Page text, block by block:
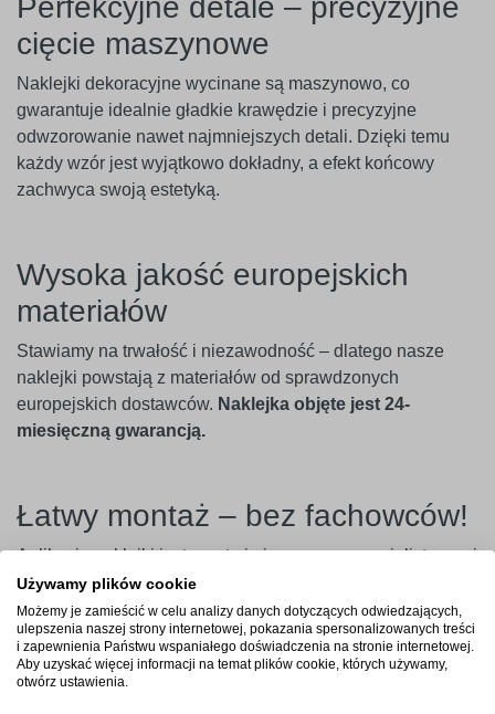
Perfekcyjne detale – precyzyjne
cięcie maszynowe
Naklejki dekoracyjne wycinane są maszynowo, co
gwarantuje idealnie gładkie krawędzie i precyzyjne
odwzorowanie nawet najmniejszych detali. Dzięki temu
każdy wzór jest wyjątkowo dokładny, a efekt końcowy
zachwyca swoją estetyką.
Wysoka jakość europejskich
materiałów
Stawiamy na trwałość i niezawodność – dlatego nasze
naklejki powstają z materiałów od sprawdzonych
europejskich dostawców. Naklejka objęte jest 24-
miesięczną gwarancją.
Łatwy montaż – bez fachowców!
Aplikacja naklejki jest prosta i nie wymaga specjalistycznej
wiedzy. Wystarczy usunąć papier podkładowy, przenieść
naklejkę na wybraną powierzchnię, a następnie zdjąć folię
transportową – i gotowe. Aby uzyskać najlepszy efekt,
zaleca się użycie naklejki w ciągu 14 dni od zakupu.
Używamy plików cookie
Możemy je zamieścić w celu analizy danych dotyczących odwiedzających,
ulepszenia naszej strony internetowej, pokazania spersonalizowanych treści
i zapewnienia Państwu wspaniałego doświadczenia na stronie internetowej.
Aby uzyskać więcej informacji na temat plików cookie, których używamy,
otwórz ustawienia.